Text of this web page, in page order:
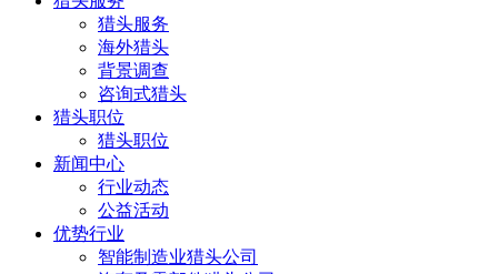
猎头服务
海外猎头
背景调查
咨询式猎头
猎头职位
猎头职位
新闻中心
行业动态
公益活动
优势行业
智能制造业猎头公司